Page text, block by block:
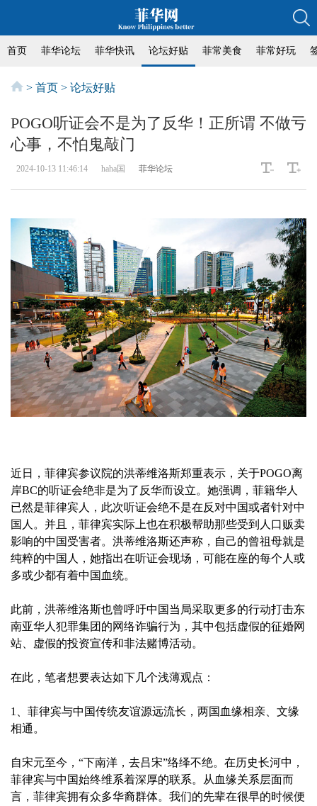
首页 菲华论坛 菲华快讯 论坛好贴 菲常美食 菲常好玩
> 首页 > 论坛好贴
POGO听证会不是为了反华！正所谓 不做亏
心事，不怕鬼敲门
2024-10-13 11:46:14 haha国 菲华论坛
近日，菲律宾参议院的洪蒂维洛斯郑重表示，关于POGO离
岸BC的听证会绝非是为了反华而设立。她强调，菲籍华人
已然是菲律宾人，此次听证会绝不是在反对中国或者针对中
国人。并且，菲律宾实际上也在积极帮助那些受到人口贩卖
影响的中国受害者。洪蒂维洛斯还声称，自己的曾祖母就是
纯粹的中国人，她指出在听证会现场，可能在座的每个人或
多或少都有着中国血统。
此前，洪蒂维洛斯也曾呼吁中国当局采取更多的行动打击东
南亚华人犯罪集团的网络诈骗行为，其中包括虚假的征婚网
站、虚假的投资宣传和非法赌博活动。
在此，笔者想要表达如下几个浅薄观点：
1、菲律宾与中国传统友谊源远流长，两国血缘相亲、文缘
相通。
自宋元至今，“下南洋，去吕宋”络绎不绝。在历史长河中，
菲律宾与中国始终维系着深厚的联系。从血缘关系层面而
言，菲律宾拥有众多华裔群体。我们的先辈在很早的时候便